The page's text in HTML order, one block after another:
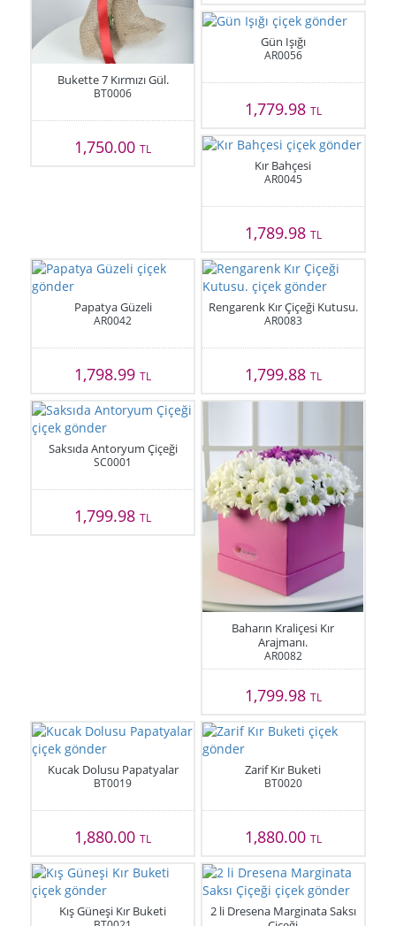
Bukette 7 Kırmızı Gül.
BT0006
1,750.00TL
Gün Işığı
AR0056
1,779.98 TL
Kır Bahçesi
AR0045
1,789.98 TL
Papatya Güzeli
AR0042
1,798.99TL
Rengarenk Kır Çiçeği Kutusu.
AR0083
1,799.88 TL
Saksıda Antoryum Çiçeği
SC0001
1,799.98TL
Baharın Kraliçesi Kır
Arajmanı.
AR0082
1,799.98 TL
Kucak Dolusu Papatyalar
BT0019
1,880.00TL
Zarif Kır Buketi
BT0020
1,880.00 TL
Kış Güneşi Kır Buketi
2 li Dresena Marginata Saksı